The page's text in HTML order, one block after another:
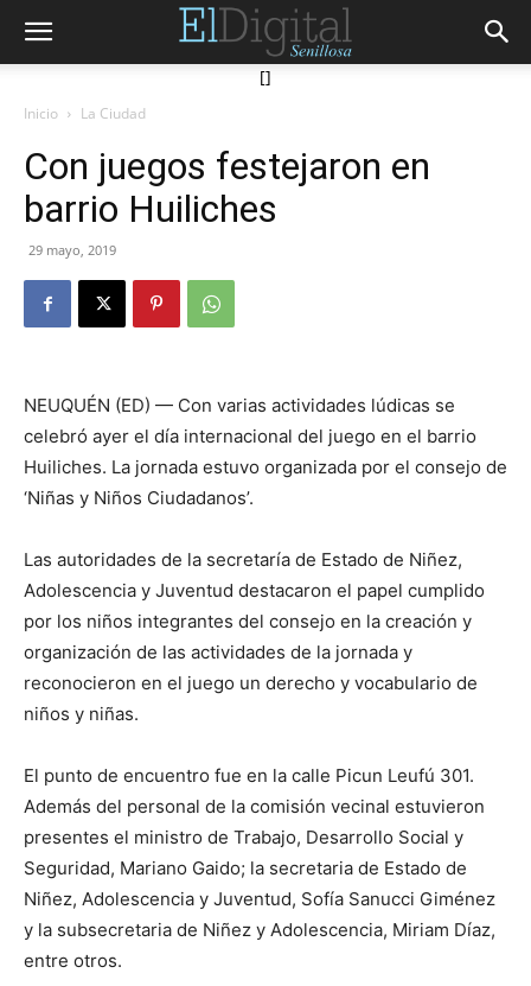
[]
Inicio La Ciudad
Con juegos festejaron en
barrio Huiliches
29 mayo, 2019
NEUQUÉN (ED) — Con varias actividades lúdicas se
celebró ayer el día internacional del juego en el barrio
Huiliches. La jornada estuvo organizada por el consejo de
‘Niñas y Niños Ciudadanos’.
Las autoridades de la secretaría de Estado de Niñez,
Adolescencia y Juventud destacaron el papel cumplido
por los niños integrantes del consejo en la creación y
organización de las actividades de la jornada y
reconocieron en el juego un derecho y vocabulario de
niños y niñas.
El punto de encuentro fue en la calle Picun Leufú 301.
Además del personal de la comisión vecinal estuvieron
presentes el ministro de Trabajo, Desarrollo Social y
Seguridad, Mariano Gaido; la secretaria de Estado de
Niñez, Adolescencia y Juventud, Sofía Sanucci Giménez
y la subsecretaria de Niñez y Adolescencia, Miriam Díaz,
entre otros.